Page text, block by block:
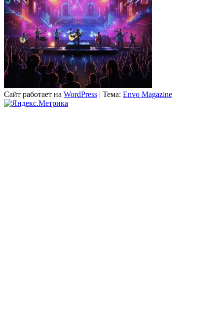
Сайт работает на WordPress | Тема: Envo Magazine